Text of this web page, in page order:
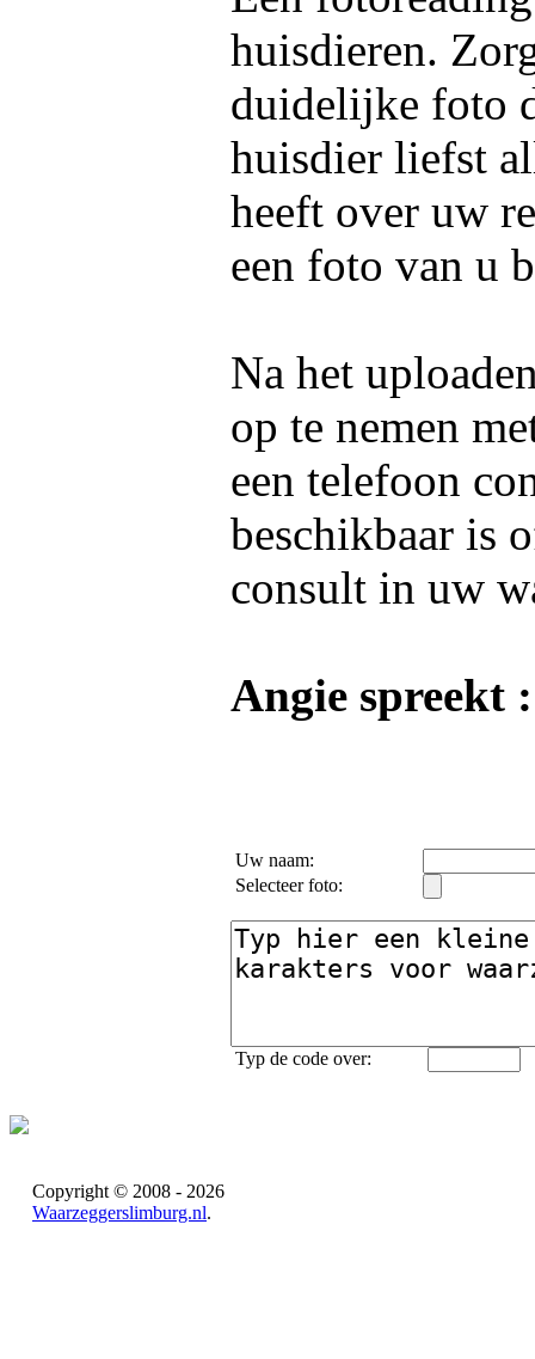
huisdieren.
duidelijke foto
huisdier liefst
heeft over uw
een foto van u
Na het
op te nemen
een telefoon
beschikbaar is
consult in uw
Angie spreekt :
Uw naam:
Selecteer foto:
Typ de code over:
Copyright © 2008 - 2026
Waarzeggerslimburg.nl.